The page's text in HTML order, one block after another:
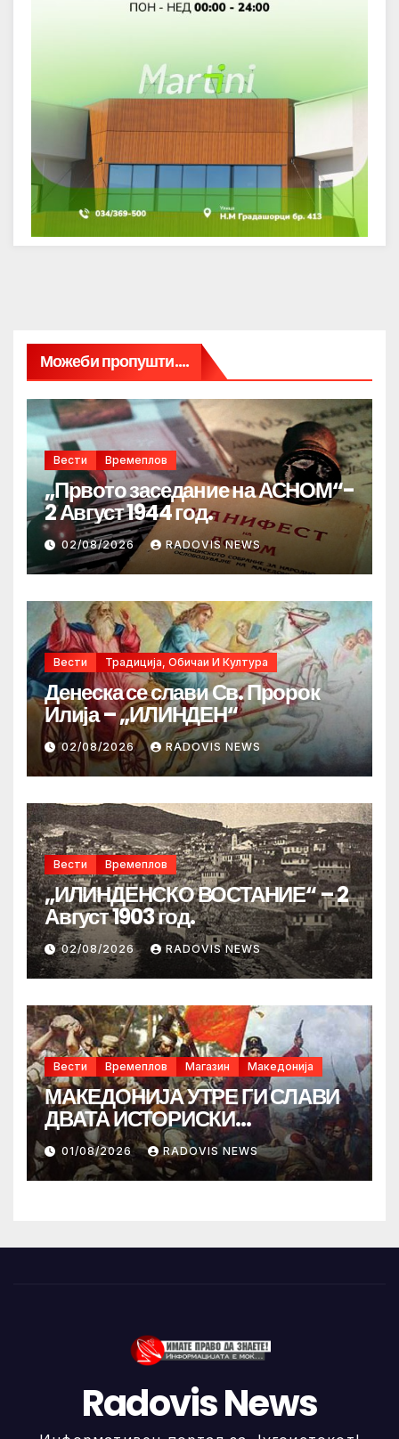
Можеби пропушти....
Вести Времеплов
„Првото заседание на АСНОМ“-
2 Август 1944 год.
02/08/2026 RADOVIS NEWS
Вести Традиција, Обичаи И Култура
Денеска се слави Св. Пророк
Илија – „ИЛИНДЕН“
02/08/2026 RADOVIS NEWS
Вести Времеплов
„ИЛИНДЕНСКО ВОСТАНИЕ“ – 2
Август 1903 год.
02/08/2026 RADOVIS NEWS
Вести Времеплов Магазин Македонија
МАКЕДОНИЈА УТРЕ ГИ СЛАВИ
ДВАТА ИСТОРИСКИ
ИЛИНДЕНА!
01/08/2026 RADOVIS NEWS
Radovis News